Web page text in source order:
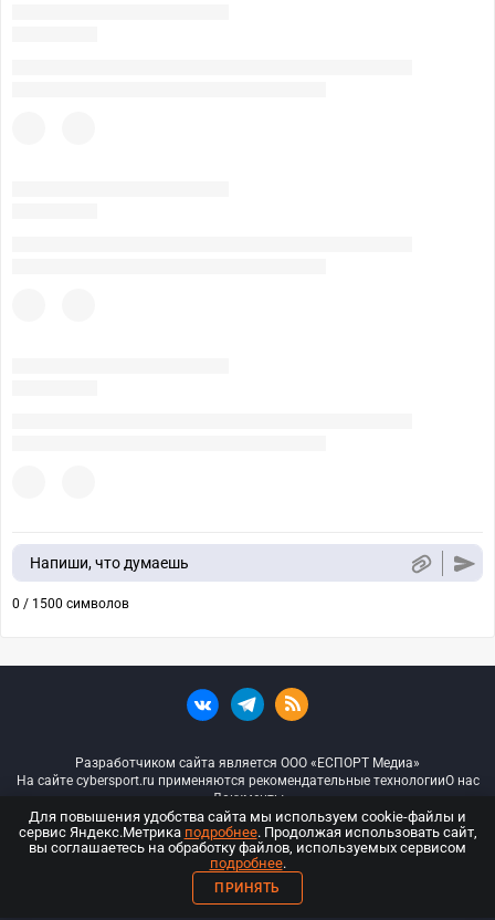
Напиши, что думаешь
0 / 1500 символов
Разработчиком сайта является ООО «ЕСПОРТ Медиа»
На сайте cybersport.ru применяются рекомендательные технологииО нас
Документы
© ООО «Киберспорт.ру» — Все права защищены
18+
ООО «Киберспорт.ру». Свидетельство о регистрации средств массовой
Для повышения удобства сайта мы используем cookie-файлы и
сервис Яндекс.Метрика подробнее. Продолжая использовать сайт,
вы соглашаетесь на обработку файлов, используемых сервисом
подробнее.
ПРИНЯТЬ